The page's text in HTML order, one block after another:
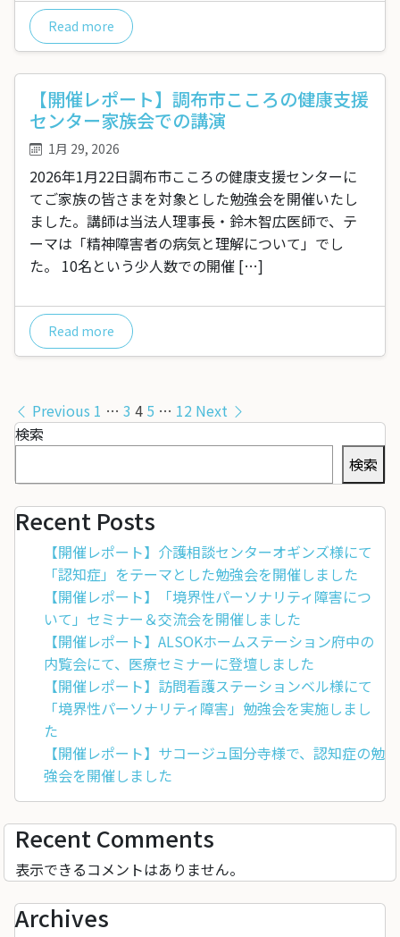
Read more
【開催レポート】調布市こころの健康支援
センター家族会での講演
1月 29, 2026
2026年1月22日調布市こころの健康支援センターに
てご家族の皆さまを対象とした勉強会を開催いたし
ました。講師は当法人理事長・鈴木智広医師で、テ
ーマは「精神障害者の病気と理解について」でし
た。 10名という少人数での開催 […]
Read more
投
稿
ペ
ー
Previous 1 … 3 4 5 … 12 Next
検索
検索
Recent Posts
【開催レポート】介護相談センターオギンズ様にて
「認知症」をテーマとした勉強会を開催しました
【開催レポート】「境界性パーソナリティ障害につ
いて」セミナー＆交流会を開催しました
【開催レポート】ALSOKホームステーション府中の
内覧会にて、医療セミナーに登壇しました
【開催レポート】訪問看護ステーションベル様にて
「境界性パーソナリティ障害」勉強会を実施しまし
た
【開催レポート】サコージュ国分寺様で、認知症の勉
強会を開催しました
Recent Comments
表示できるコメントはありません。
Archives